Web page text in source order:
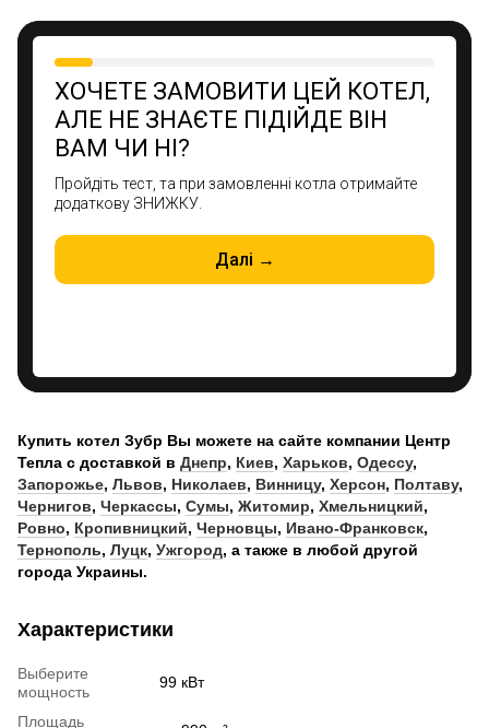
Купить котел Зубр Вы можете на сайте компании Центр
Тепла с доставкой в Днепр, Киев, Харьков, Одессу,
Запорожье, Львов, Николаев, Винницу, Херсон, Полтаву,
Чернигов, Черкассы, Сумы, Житомир, Хмельницкий,
Ровно, Кропивницкий, Черновцы, Ивано-Франковск,
Тернополь, Луцк, Ужгород, а также в любой другой
города Украины.
Характеристики
Выберите
мощность
99 кВт
Площадь